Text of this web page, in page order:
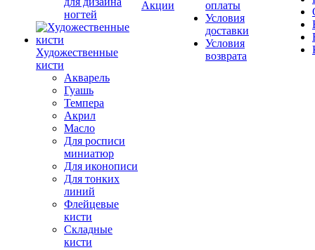
ногтей
Художественные
кисти
Акварель
Гуашь
Темпера
Акрил
Масло
Для росписи
миниатюр
Для иконописи
Для тонких
линий
Флейцевые
кисти
Складные
кисти
Акции
оплаты
Условия
доставки
Условия
возврата